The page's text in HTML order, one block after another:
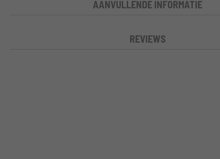
AANVULLENDE INFORMATIE
REVIEWS